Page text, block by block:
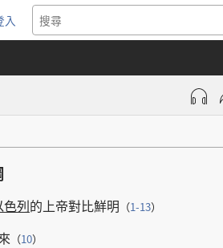
入
開
色列的上帝對比鮮明 （1-13）
（10）